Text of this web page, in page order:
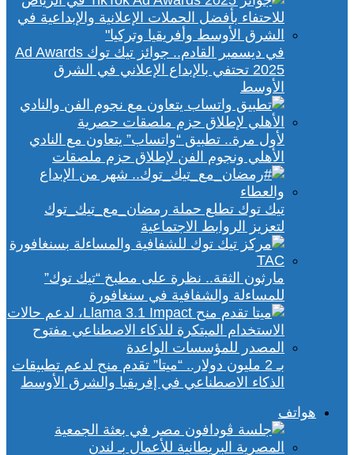
في ديسمبر القادم.. جوائز تيك توك Ad Awards
2025 تحتفي بالإبداع الإعلاني في الشرق
الأوسط
لأول مرة.. تطبيق “واتساب” يتعاون مع النادي
الأهلي ونجوم الفن لإطلاق حزم ملصقات
تيك توك تطلع حملة رمضان_مع_تيك_توك
لتعزيز الروابط الاجتماعية
مارثون الثقة.. نظرة على مطبخ “تيك توك”
للمساءلة والشفافية في سنغافورة
بـ 2 مليون دولار.. “ميتا” تقدم منح لدعم تطبيقات
الذكاء الاصطناعي في إفريقيا والشرق الأوسط
هواتف